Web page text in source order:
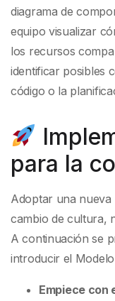
diagrama de
equipo visualizar
los recursos
identificar posibles
código o la
para la
Adoptar una
cambio de cultura,
A continuación se
introducir el
Empiece con